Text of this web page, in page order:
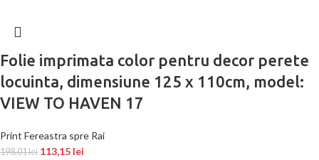
Folie imprimata color pentru decor perete
locuinta, dimensiune 125 x 110cm, model:
VIEW TO HAVEN 17
Print Fereastra spre Rai
198,01lei 113,15 lei